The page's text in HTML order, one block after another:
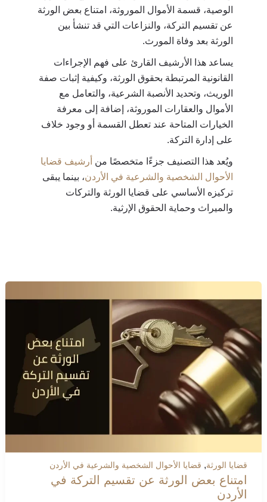
الوصية، قسمة الأموال الموروثة، امتناع بعض الورثة
عن تقسيم التركة، والنزاعات التي قد تنشأ بين
الورثة بعد وفاة المورث.
يساعد هذا الأرشيف القارئ على فهم الإجراءات
القانونية المرتبطة بحقوق الورثة، وكيفية إثبات صفة
الوريث، وتحديد الأنصبة الشرعية، والتعامل مع
الأموال والعقارات الموروثة، إضافة إلى معرفة
الخيارات المتاحة عند تعطل القسمة أو وجود خلاف
على إدارة التركة.
ويُعد هذا التصنيف جزءًا متخصصًا من أرشيف قضايا
الأحوال الشخصية والشرعية في الأردن، بينما يبقى
تركيزه الأساسي على قضايا الورثة والتركات
والميراث وحماية الحقوق الإرثية.
قضايا الورثة, قضايا الأحوال الشخصية والشرعية في الأردن
امتناع بعض الورثة عن تقسيم التركة في
الأردن